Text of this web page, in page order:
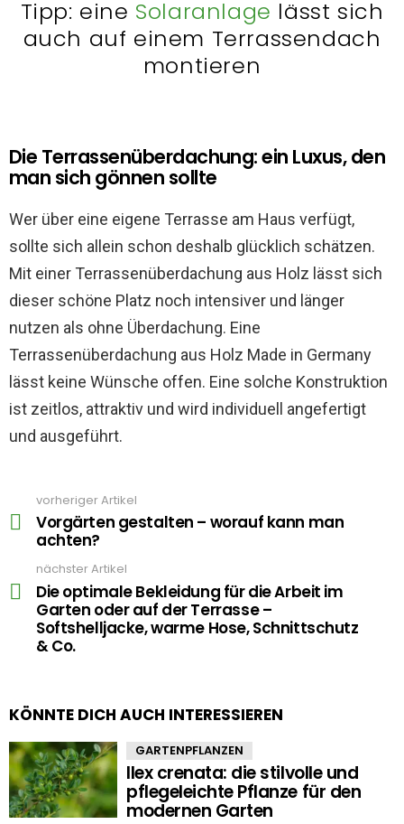
Tipp: eine Solaranlage lässt sich
auch auf einem Terrassendach
montieren
Die Terrassenüberdachung: ein Luxus, den
man sich gönnen sollte
Wer über eine eigene Terrasse am Haus verfügt,
sollte sich allein schon deshalb glücklich schätzen.
Mit einer Terrassenüberdachung aus Holz lässt sich
dieser schöne Platz noch intensiver und länger
nutzen als ohne Überdachung. Eine
Terrassenüberdachung aus Holz Made in Germany
lässt keine Wünsche offen. Eine solche Konstruktion
ist zeitlos, attraktiv und wird individuell angefertigt
und ausgeführt.
more
vorheriger Artikel
Vorgärten gestalten – worauf kann man
achten?
nächster Artikel
Die optimale Bekleidung für die Arbeit im
Garten oder auf der Terrasse –
Softshelljacke, warme Hose, Schnittschutz
& Co.
KÖNNTE DICH AUCH INTERESSIEREN
GARTENPFLANZEN
Ilex crenata: die stilvolle und
pflegeleichte Pflanze für den
modernen Garten